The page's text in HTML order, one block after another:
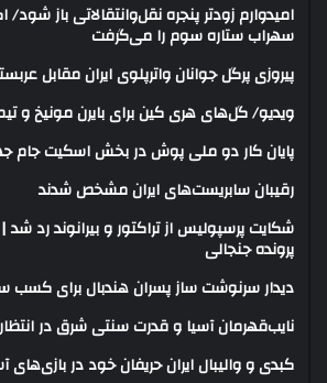
امیدوارم زودتر پنجره نقل‌وانتقالاتی باز شود/
سهراب ستاره سوم را می‌گرفت
پیروزی پرگل جوانان واترپلوی ایران مقابل
ویدیو/ گل‌های هری‌ کین برای بایرن مونیخ و
پایان کار دو ملی پوش در بخش اسکیت جام
رقیبان سابریست‌های ایران مشخص شدند
شکایت پرسپولیس از تراکتور و بیرانوند رد
پرونده جنجالی
دیدار سرنوشت ساز پسران هندبال برای
نایب‌قهرمان آسیا و قدرت سنتی شرق در انتظار
کبدی و والیبال ایران حریفان خود در بازی‌های